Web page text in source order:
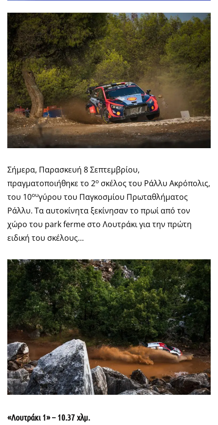
Σήμερα, Παρασκευή 8 Σεπτεμβρίου,
πραγματοποιήθηκε το 2ο σκέλος του Ράλλυ Ακρόπολις,
του 10ουγύρου του Παγκοσμίου Πρωταθλήματος
Ράλλυ. Τα αυτοκίνητα ξεκίνησαν το πρωί από τον
χώρο του park ferme στο Λουτράκι για την πρώτη
ειδική του σκέλους…
«Λουτράκι 1» – 10.37 χλμ.